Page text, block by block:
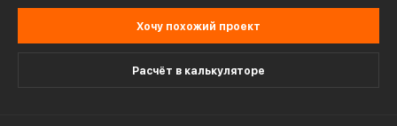
Хочу похожий проект
Расчёт в калькуляторе